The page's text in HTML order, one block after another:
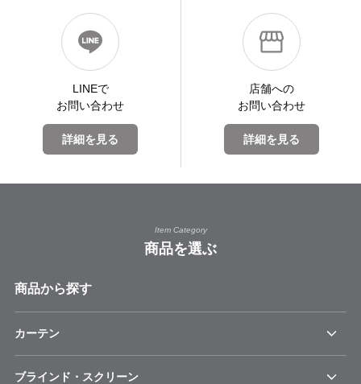
LINEで
お問い合わせ
詳細を見る
店舗への
お問い合わせ
詳細を見る
Item Category
商品を選ぶ
商品から探す
カーテン
ブラインド・スクリーン